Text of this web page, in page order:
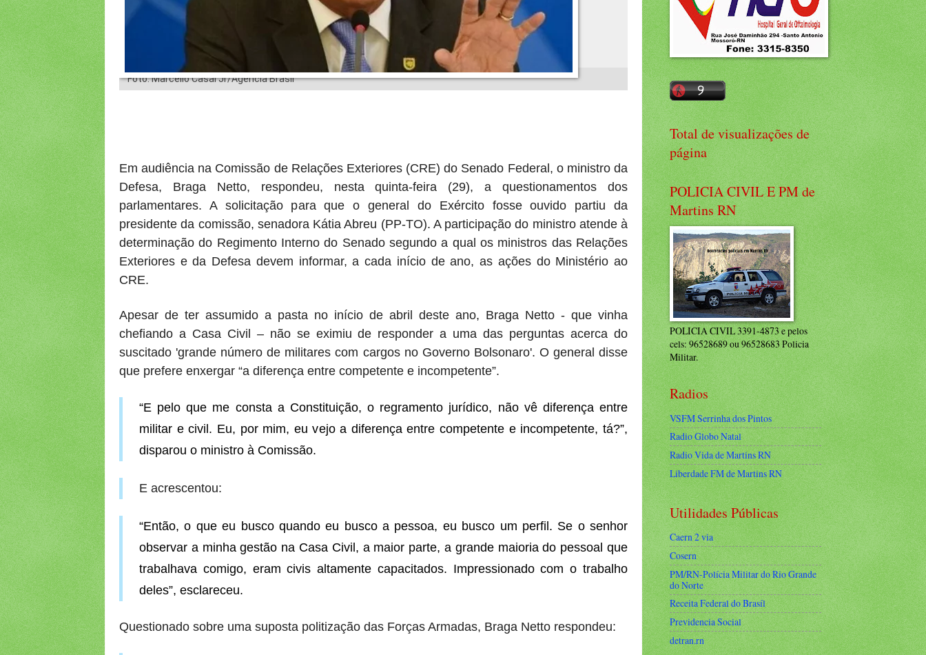
Foto: Marcello Casal Jr/Agência Brasil
Em audiência na Comissão de Relações Exteriores (CRE) do Senado Federal, o ministro da
Defesa, Braga Netto, respondeu, nesta quinta-feira (29), a questionamentos dos
parlamentares. A solicitação para que o general do Exército fosse ouvido partiu da
presidente da comissão, senadora Kátia Abreu (PP-TO). A participação do ministro atende à
determinação do Regimento Interno do Senado segundo a qual os ministros das Relações
Exteriores e da Defesa devem informar, a cada início de ano, as ações do Ministério ao
CRE.
Apesar de ter assumido a pasta no início de abril deste ano, Braga Netto - que vinha
chefiando a Casa Civil – não se eximiu de responder a uma das perguntas acerca do
suscitado 'grande número de militares com cargos no Governo Bolsonaro'. O general disse
que prefere enxergar “a diferença entre competente e incompetente”.
“E pelo que me consta a Constituição, o regramento jurídico, não vê diferença entre
militar e civil. Eu, por mim, eu vejo a diferença entre competente e incompetente, tá?”,
disparou o ministro à Comissão.
E acrescentou:
“Então, o que eu busco quando eu busco a pessoa, eu busco um perfil. Se o senhor
observar a minha gestão na Casa Civil, a maior parte, a grande maioria do pessoal que
trabalhava comigo, eram civis altamente capacitados. Impressionado com o trabalho
deles”, esclareceu.
Questionado sobre uma suposta politização das Forças Armadas, Braga Netto respondeu:
Total de visualizações de
página
POLICIA CIVIL E PM de
Martins RN
POLICIA CIVIL 3391-4873 e pelos
cels: 96528689 ou 96528683 Policia
Militar.
Radios
VSFM Serrinha dos Pintos
Radio Globo Natal
Radio Vida de Martins RN
Liberdade FM de Martins RN
Utilidades Públicas
Caern 2 via
Cosern
PM/RN-Polícia Militar do Rio Grande
do Norte
Receita Federal do Brasíl
Previdencia Social
detran.rn